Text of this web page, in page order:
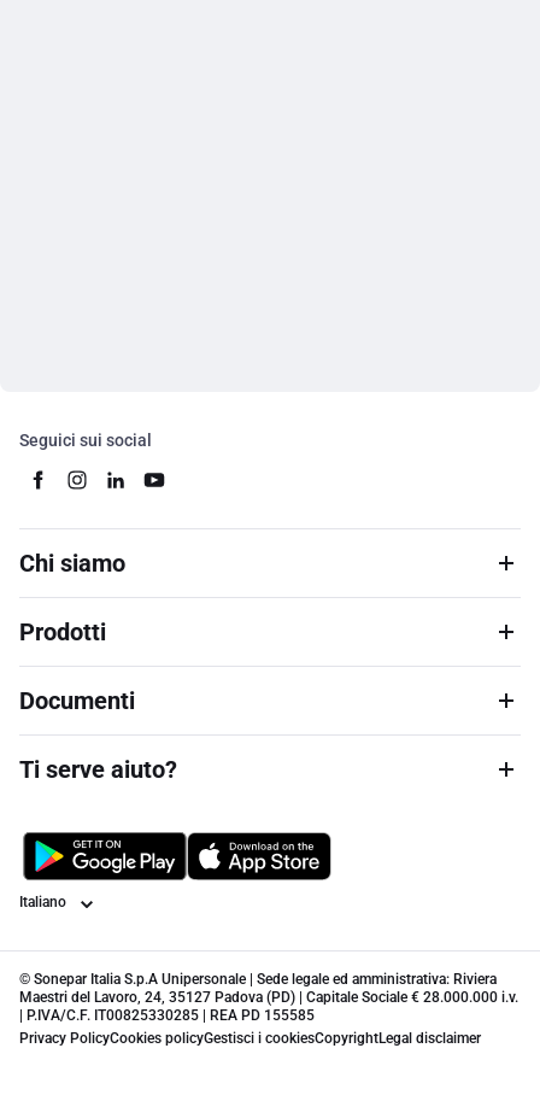
Seguici sui social
Chi siamo
Prodotti
Documenti
Ti serve aiuto?
Lingua
© Sonepar Italia S.p.A Unipersonale | Sede legale ed amministrativa: Riviera
Maestri del Lavoro, 24, 35127 Padova (PD) | Capitale Sociale € 28.000.000 i.v.
| P.IVA/C.F. IT00825330285 | REA PD 155585
Privacy PolicyCookies policyGestisci i cookiesCopyrightLegal disclaimer